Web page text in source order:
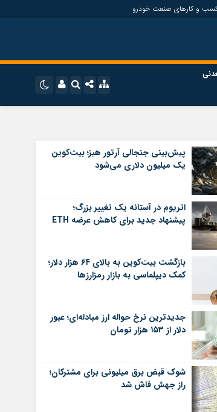
و کارهای صنعت خودرو
سروش
آپارات خاطر بسپار
کسب و کارهای گردشگری و هنر
هنر
پیش‌بینی جنجالی آرتور هیز؛ بیت‌کوین
یک میلیون دلاری می‌شود
اتریوم در آستانه یک تغییر بزرگ؛
پیشنهاد جدید برای کاهش عرضه ETH
بازگشت بیت‌کوین به بالای ۶۴ هزار دلار؛
کمک دیپلماسی به بازار رمزارزها
جدیدترین نرخ حواله ارز مبادله‌ای؛ عبور
دلار از ۱۵۳ هزار تومان
شوک قبض برق میلیونی برای مشترکان؛
راز جهش فاش شد